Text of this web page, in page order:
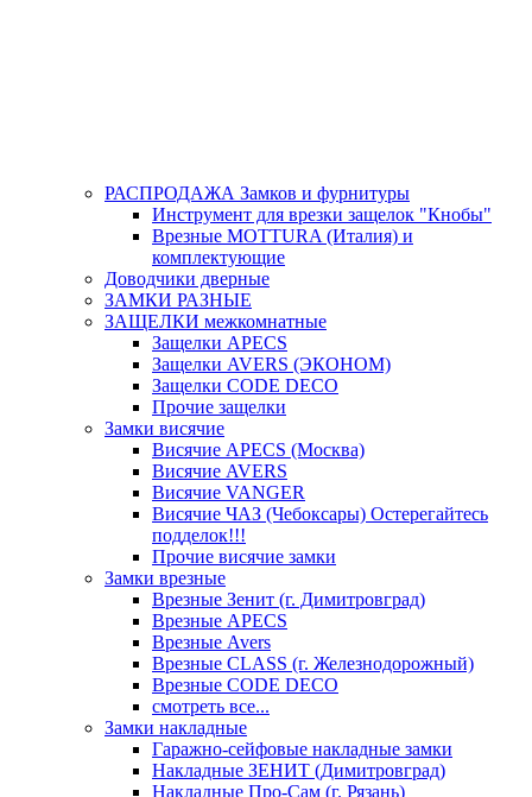
РАСПРОДАЖА Замков и фурнитуры
Инструмент для врезки защелок "Кнобы"
Врезные MOTTURA (Италия) и
комплектующие
Доводчики дверные
ЗАМКИ РАЗНЫЕ
ЗАЩЕЛКИ межкомнатные
Защелки APECS
Защелки AVERS (ЭКОНОМ)
Защелки CODE DECO
Прочие защелки
Замки висячие
Висячие APECS (Москва)
Висячие AVERS
Висячие VANGER
Висячие ЧАЗ (Чебоксары) Остерегайтесь
подделок!!!
Прочие висячие замки
Замки врезные
Врезные Зенит (г. Димитровград)
Врезные APECS
Врезные Avers
Врезные CLASS (г. Железнодорожный)
Врезные CODE DECO
смотреть все...
Замки накладные
Гаражно-сейфовые накладные замки
Накладные ЗЕНИТ (Димитровград)
Накладные Про-Сам (г. Рязань)